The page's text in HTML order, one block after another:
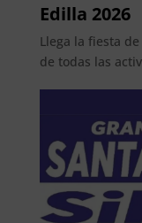
Edilla 2026
Llega la fiesta
de todas las